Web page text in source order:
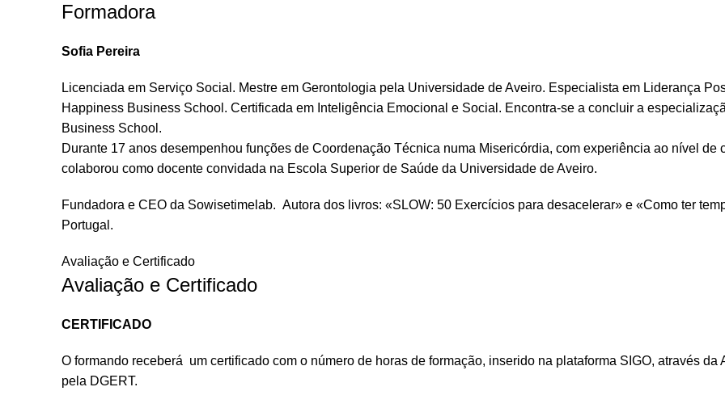
Formadora
Sofia Pereira
Licenciada em Serviço Social. Mestre em Gerontologia pela Universidade de Aveiro. Especialista em Liderança
Happiness Business School. Certificada em Inteligência Emocional e Social. Encontra-se a concluir a
Business School.
Durante 17 anos desempenhou funções de Coordenação Técnica numa Misericórdia, com experiência ao nível de
colaborou como docente convidada na Escola Superior de Saúde da Universidade de Aveiro.
Fundadora e CEO da Sowisetimelab. Autora dos livros: «SLOW: 50 Exercícios para desacelerar» e «Como ter
Portugal.
Avaliação e Certificado
Avaliação e Certificado
CERTIFICADO
O formando receberá um certificado com o número de horas de formação, inserido na plataforma SIGO, através
pela DGERT.